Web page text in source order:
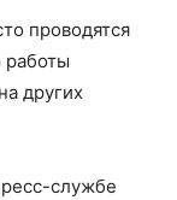
проводятся
работы
других
службе